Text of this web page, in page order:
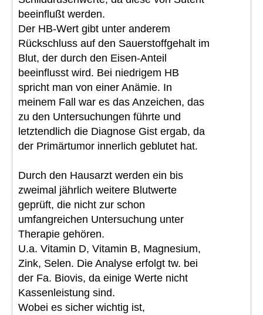
beeinflußt werden.
Der HB-Wert gibt unter anderem
Rückschluss auf den Sauerstoffgehalt im
Blut, der durch den Eisen-Anteil
beeinflusst wird. Bei niedrigem HB
spricht man von einer Anämie. In
meinem Fall war es das Anzeichen, das
zu den Untersuchungen führte und
letztendlich die Diagnose Gist ergab, da
der Primärtumor innerlich geblutet hat.
Durch den Hausarzt werden ein bis
zweimal jährlich weitere Blutwerte
geprüft, die nicht zur schon
umfangreichen Untersuchung unter
Therapie gehören.
U.a. Vitamin D, Vitamin B, Magnesium,
Zink, Selen. Die Analyse erfolgt tw. bei
der Fa. Biovis, da einige Werte nicht
Kassenleistung sind.
Wobei es sicher wichtig ist,